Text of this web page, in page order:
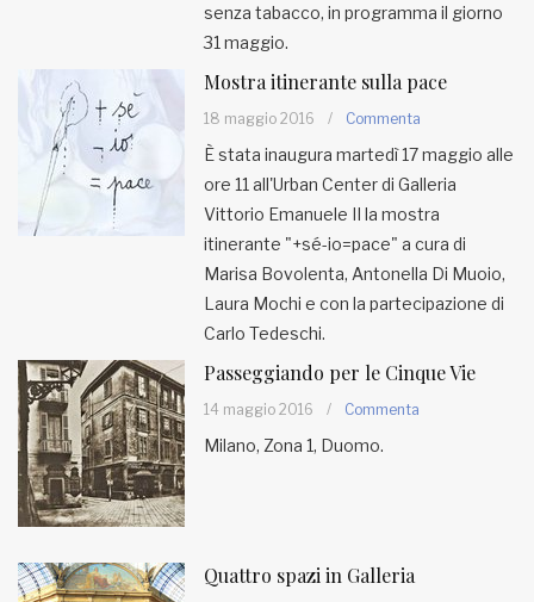
senza tabacco, in programma il giorno
31 maggio.
Mostra itinerante sulla pace
18 maggio 2016 / Commenta
È stata inaugura martedì 17 maggio alle
ore 11 all'Urban Center di Galleria
Vittorio Emanuele II la mostra
itinerante "+sé-io=pace" a cura di
Marisa Bovolenta, Antonella Di Muoio,
Laura Mochi e con la partecipazione di
Carlo Tedeschi.
Passeggiando per le Cinque Vie
14 maggio 2016 / Commenta
Milano, Zona 1, Duomo.
Quattro spazi in Galleria